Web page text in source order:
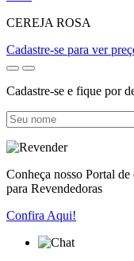
CEREJA ROSA
Cadastre-se para ver
Cadastre-se e fique por
Conheça nosso Portal de
para Revendedoras
Confira Aqui!